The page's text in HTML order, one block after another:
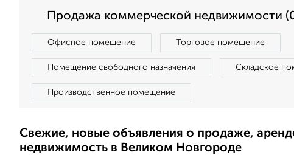
Продажа коммерческой недвижимости
Офисное помещение Торговое помещение
Помещение свободного назначения Складское
Производственное помещение
Свежие, новые объявления о продаже,
недвижимость в Великом Новгороде